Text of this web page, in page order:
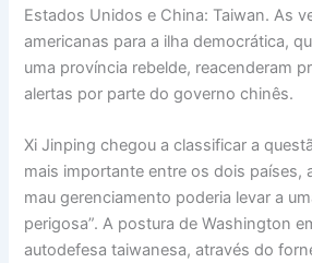
Estados Unidos e China: Taiwan. As
americanas para a ilha democrática,
uma província rebelde, reacenderam
alertas por parte do governo chinês.
Xi Jinping chegou a classificar a
mais importante entre os dois países,
mau gerenciamento poderia levar a
perigosa”. A postura de Washington
autodefesa taiwanesa, através do